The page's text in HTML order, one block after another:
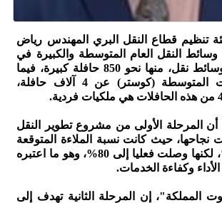
تنظيم قطاع النقل البري المهندس رياض
وسائط النقل العام المتوسطة والكبيرة في
الأردن يبلغ 5503 وسائط نقل، منها نحو 850 حافلة كبيرة، فيما
يزيد عدد الحافلات المتوسطة (كوستر) عن 4 آلاف حافلة،
المرحلة الأولى من مشروع تطوير النقل
نجاحها، حيث كانت نسبة الملاءة المتوقعة
في الحافلات 40%، لكنها وصلت فعليا إلى 80%، وهو ما اعتبره
وكفاءة الخدمات.
المملكة"، إن المرحلة الثانية تهدف إلى